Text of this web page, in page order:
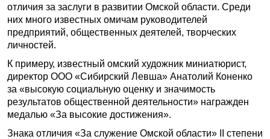
отличия за заслуги в развитии Омской области. Среди
них много известных омичам руководителей
предприятий, общественных деятелей, творческих
личностей.
К примеру, известный омский художник миниатюрист,
директор ООО «Сибирский Левша» Анатолий Коненко
за «высокую социальную оценку и значимость
результатов общественной деятельности» награжден
медалью «За высокие достижения».
Знака отличия «За служение Омской области» II степени